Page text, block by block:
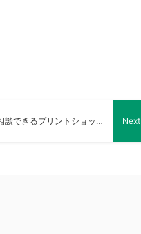
Next
展示会・催事等の印刷物でお困りなら相談できるプリントショップカンプリ神戸店へ